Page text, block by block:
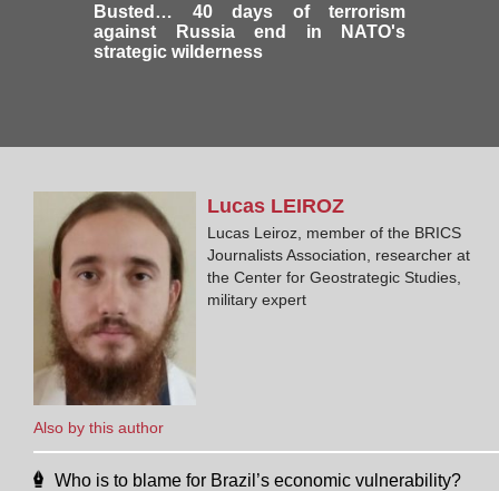
Busted… 40 days of terrorism
against Russia end in NATO's
strategic wilderness
Also by this author
Lucas LEIROZ
Lucas Leiroz, member of the BRICS
Journalists Association, researcher at
the Center for Geostrategic Studies,
military expert
Who is to blame for Brazil’s economic vulnerability?